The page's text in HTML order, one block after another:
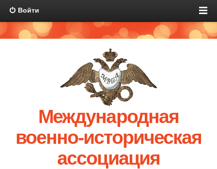
Войти
Международная
военно-историческая
ассоциация